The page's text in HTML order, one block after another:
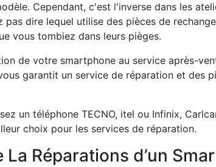
Cependant, c'est l'inverse dans les
pas dire lequel utilise des pièces de
vous tombiez dans leurs pièges.
de votre smartphone au service après-
garantit un service de réparation et des
un téléphone TECNO, itel ou Infinix,
choix pour les services de réparation.
Réparations d’un